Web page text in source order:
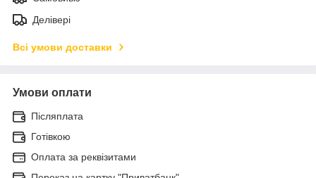
Делівері
Всі умови доставки
Умови оплати
Післяплата
Готівкою
Оплата за реквізитами